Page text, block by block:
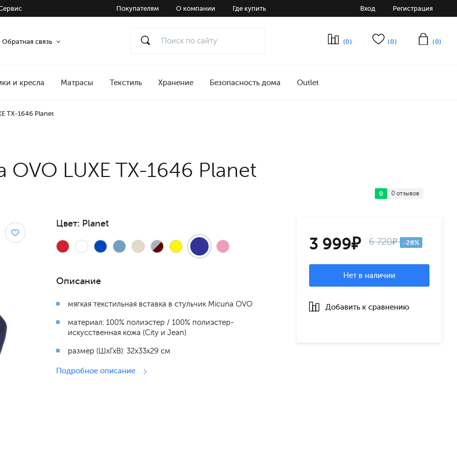
Покупателям О компании Где купить Вход Регистрация
Обратная связь (0) (0) (0)
и кресла Матрасы Текстиль Хранение Безопасность дома Outlet
TX-1646 Planet
0 0 отзывов
OVO LUXE TX-1646 Planet
3 999₽ 6 720₽ -28%
Нет в наличии
Добавить к сравнению
Цвет: Planet
Описание
мягкая текстильная вставка в стульчик Micuna OVO
материал: 100% полиэстер / 100% полиэстер-
искусственная кожа (City и Jean)
размер (ШхГхВ): 32х33х29 см
Подробное описание